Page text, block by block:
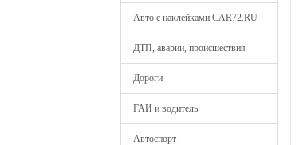
Авто с наклейками CAR72.RU
ДТП, аварии, происшествия
Дороги
ГАИ и водитель
Автоспорт